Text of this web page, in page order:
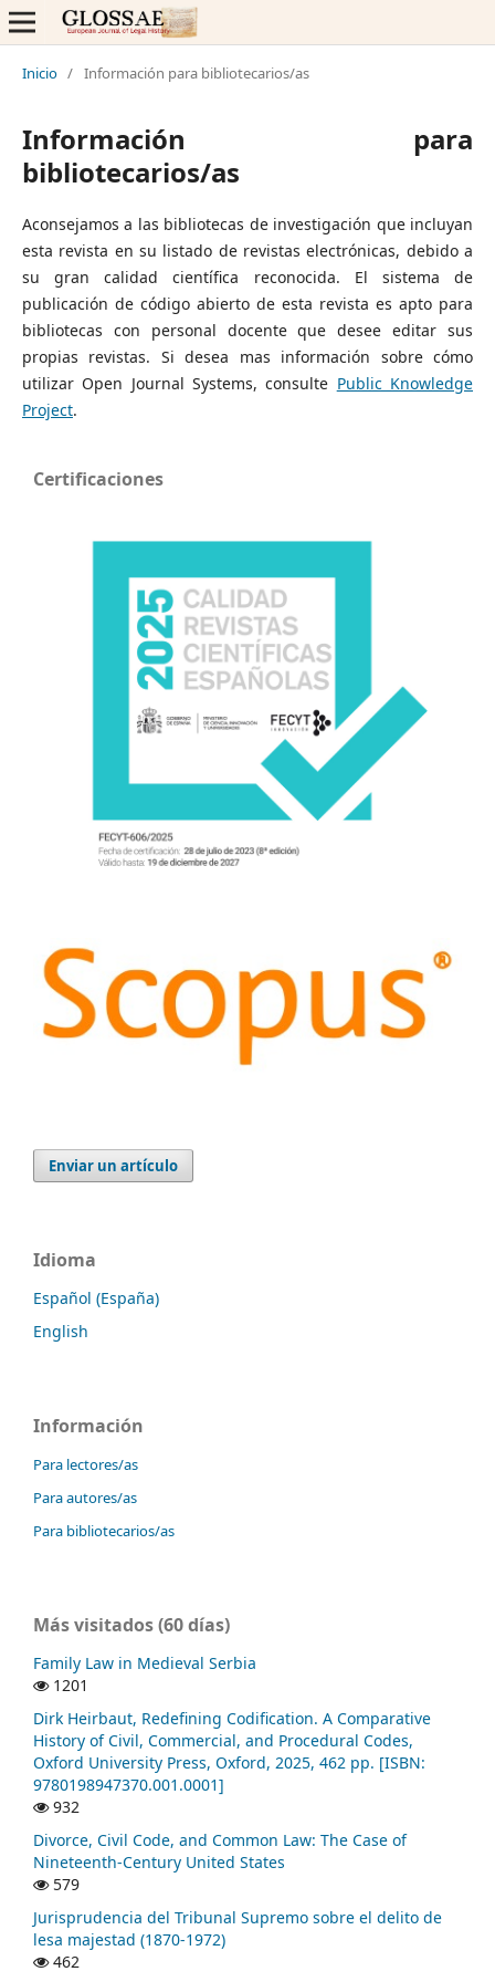
Inicio / Información para bibliotecarios/as
Información para
bibliotecarios/as
Aconsejamos a las bibliotecas de investigación que incluyan
esta revista en su listado de revistas electrónicas, debido a
su gran calidad científica reconocida. El sistema de
publicación de código abierto de esta revista es apto para
bibliotecas con personal docente que desee editar sus
propias revistas. Si desea mas información sobre cómo
utilizar Open Journal Systems, consulte Public Knowledge
Project.
Certificaciones
Enviar un artículo
Idioma
Español (España)
English
Información
Para lectores/as
Para autores/as
Para bibliotecarios/as
Más visitados (60 días)
Family Law in Medieval Serbia
1201
Dirk Heirbaut, Redefining Codification. A Comparative
History of Civil, Commercial, and Procedural Codes,
Oxford University Press, Oxford, 2025, 462 pp. [ISBN:
9780198947370.001.0001]
932
Divorce, Civil Code, and Common Law: The Case of
Nineteenth-Century United States
579
Jurisprudencia del Tribunal Supremo sobre el delito de
lesa majestad (1870-1972)
462